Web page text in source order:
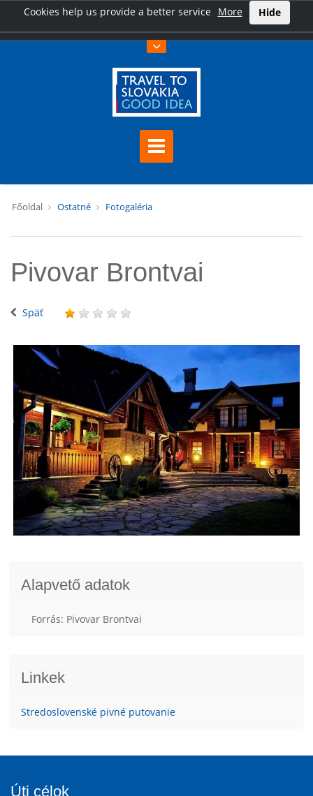
Cookies help us provide a better service More Hide
Főoldal Ostatné Fotogaléria
Pivovar Brontvai
Späť
Alapvető adatok
Forrás: Pivovar Brontvai
Linkek
Stredoslovenské pivné putovanie
Úti célok